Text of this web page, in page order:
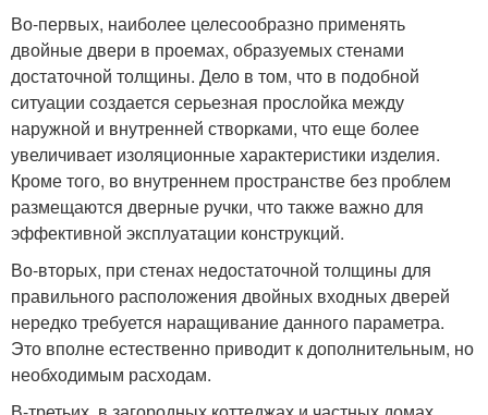
Во-первых, наиболее целесообразно применять
двойные двери в проемах, образуемых стенами
достаточной толщины. Дело в том, что в подобной
ситуации создается серьезная прослойка между
наружной и внутренней створками, что еще более
увеличивает изоляционные характеристики изделия.
Кроме того, во внутреннем пространстве без проблем
размещаются дверные ручки, что также важно для
эффективной эксплуатации конструкций.
Во-вторых, при стенах недостаточной толщины для
правильного расположения двойных входных дверей
нередко требуется наращивание данного параметра.
Это вполне естественно приводит к дополнительным, но
необходимым расходам.